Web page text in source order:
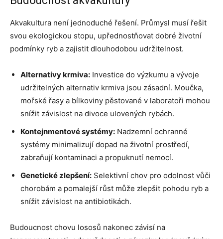
Akvakultura není jednoduché řešení. Průmysl musí řešit
svou ekologickou stopu, upřednostňovat dobré životní
podmínky ryb a zajistit dlouhodobou udržitelnost.
Alternativy krmiva: Investice do výzkumu a vývoje
udržitelných alternativ krmiva jsou zásadní. Moučka,
mořské řasy a bílkoviny pěstované v laboratoři mohou
snížit závislost na divoce ulovených rybách.
Kontejnmentové systémy: Nadzemní ochranné
systémy minimalizují dopad na životní prostředí,
zabraňují kontaminaci a propuknutí nemocí.
Genetické zlepšení: Selektivní chov pro odolnost vůči
chorobám a pomalejší růst může zlepšit pohodu ryb a
snížit závislost na antibiotikách.
Budoucnost chovu lososů nakonec závisí na